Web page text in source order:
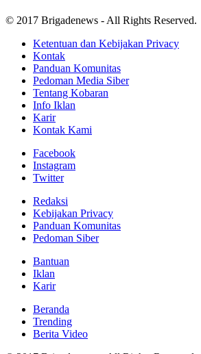
© 2017 Brigadenews - All Rights Reserved.
Ketentuan dan Kebijakan Privacy
Kontak
Panduan Komunitas
Pedoman Media Siber
Tentang Kobaran
Info Iklan
Karir
Kontak Kami
Facebook
Instagram
Twitter
Redaksi
Kebijakan Privacy
Panduan Komunitas
Pedoman Siber
Bantuan
Iklan
Karir
Beranda
Trending
Berita Video